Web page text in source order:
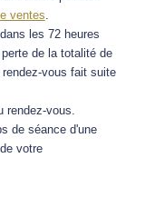
ventes.
les 72 heures
de la totalité de
vous fait suite
rendez-vous.
de séance d'une
votre